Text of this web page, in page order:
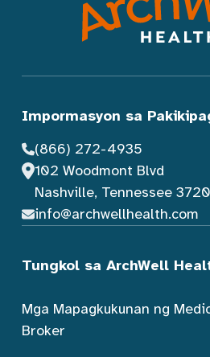
Impormasyon sa
(866) 272-4935
102 Woodmont Blvd
Nashville, Tennessee
info@archwellhealth.com
Tungkol sa ArchWell
Mga Mapagkukunan ng
Broker